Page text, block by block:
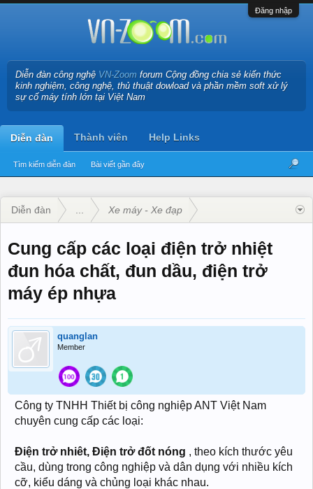
Đăng nhập
Diễn đàn công nghệ VN-Zoom forum Cộng đồng chia sẻ kiến thức
kinh nghiệm, công nghệ, thủ thuật dowload và phần mềm soft xử lý
sự cố máy tính lớn tại Việt Nam
Diễn đàn
Tìm kiếm diễn đàn Bài viết gần đây
Thành viên Help Links
Diễn đàn Xe máy - Xe đạp
Cung cấp các loại điện trở nhiệt
đun hóa chất, đun dầu, điện trở
máy ép nhựa
quanglan
Member
Công ty TNHH Thiết bị công nghiệp ANT Việt Nam
chuyên cung cấp các loại:
Điện trở nhiêt, Điện trở đốt nóng , theo kích thước yêu
cầu, dùng trong công nghiệp và dân dụng với nhiều kích
cỡ, kiểu dáng và chủng loại khác nhau.